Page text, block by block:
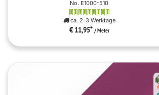
No. E1000-510
ca. 2-3 Werktage
€ 11,95* / Meter